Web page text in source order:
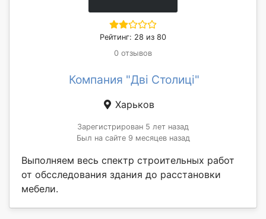
Рейтинг: 28 из 80
0 отзывов
Компания "Дві Столиці"
Харьков
Зарегистрирован 5 лет назад
Был на сайте 9 месяцев назад
Выполняем весь спектр строительных работ
от обсследования здания до расстановки
мебели.